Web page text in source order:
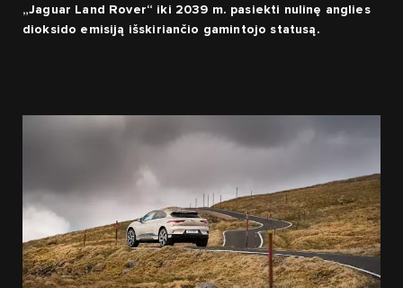
„Jaguar Land Rover“ iki 2039 m. pasiekti nulinę anglies
dioksido emisiją išskiriančio gamintojo statusą.